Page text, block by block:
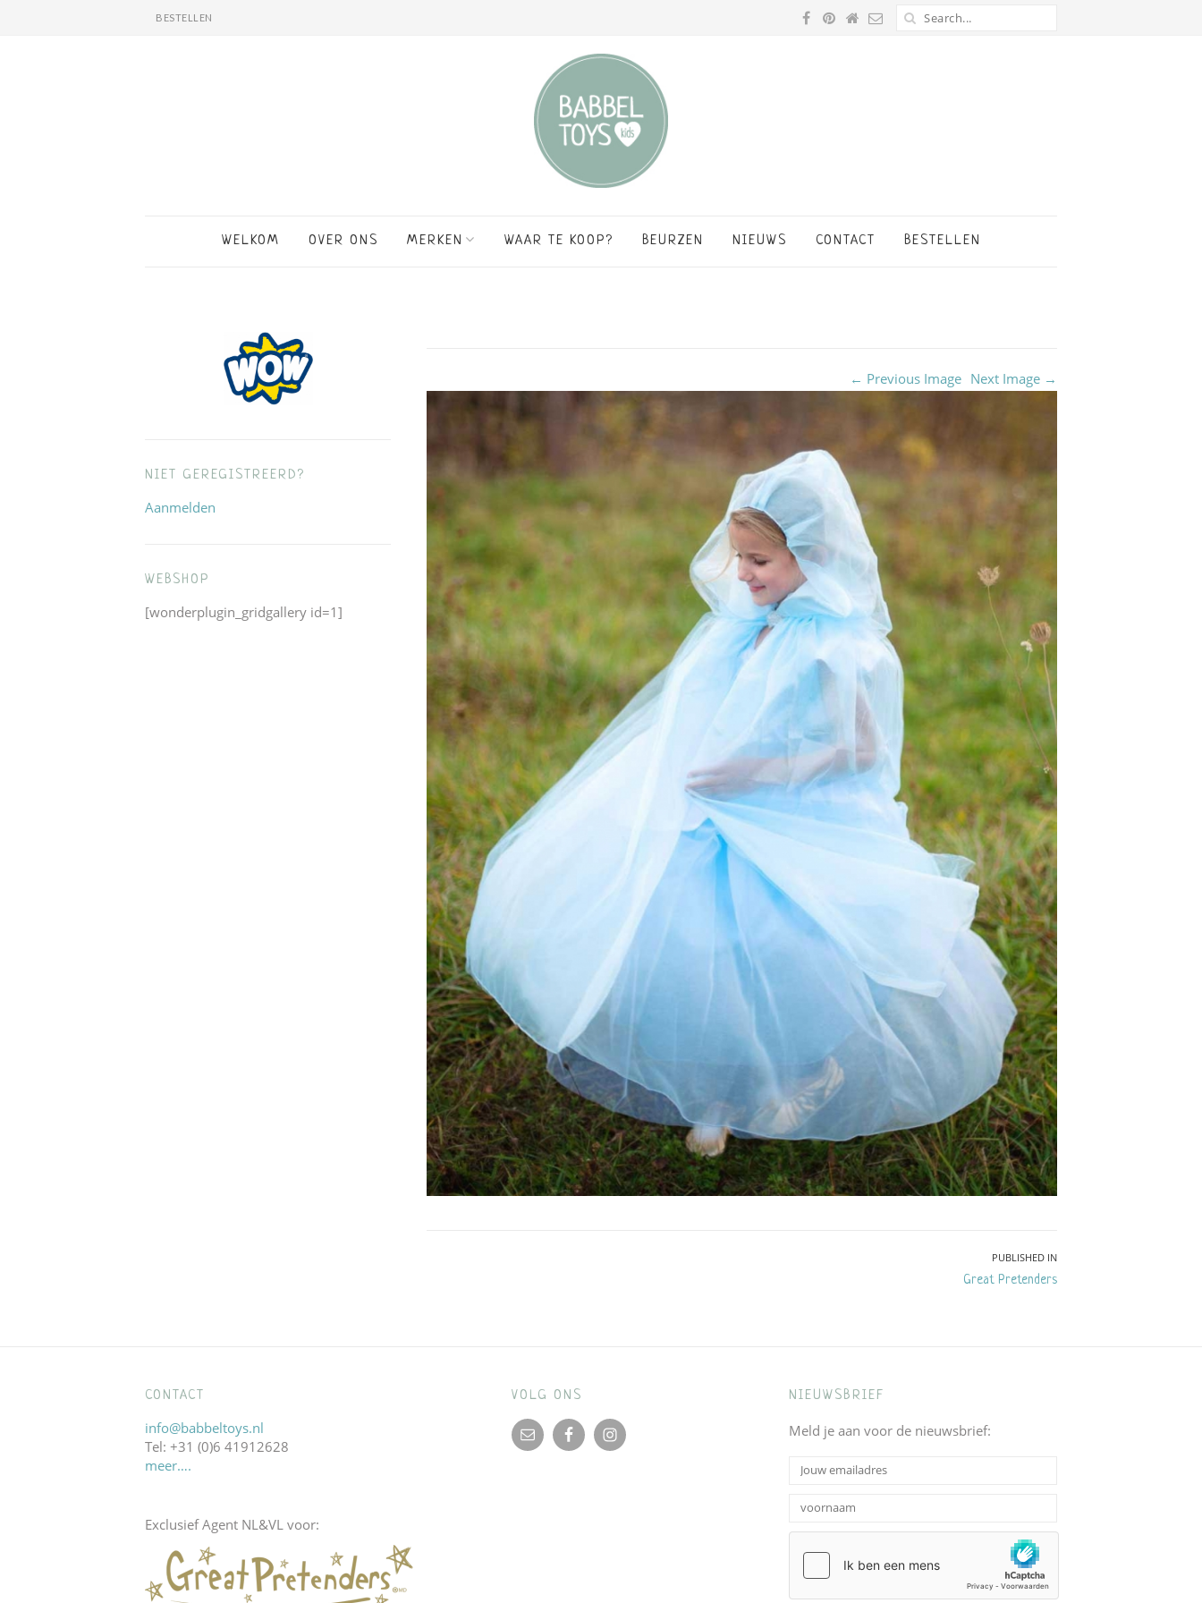
BESTELLEN
WELKOM OVER ONS MERKEN WAAR TE KOOP? BEURZEN NIEUWS CONTACT BESTELLEN
← Previous Image Next Image →
PUBLISHED IN
Great Pretenders
NIET GEREGISTREERD?
Aanmelden
WEBSHOP
[wonderplugin_gridgallery id=1]
CONTACT
info@babbeltoys.nl
Tel: +31 (0)6 41912628
meer….
Exclusief Agent NL&VL voor:
VOLG ONS NIEUWSBRIEF
Meld je aan voor de nieuwsbrief: